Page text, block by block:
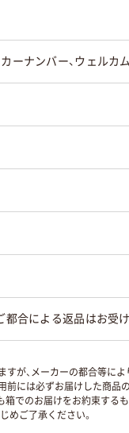
ーナンバー、ウェルカ
都合による返品はお受
、メーカーの都合等によ
には必ずお届けした商
箱でのお届けをお約束する
めご了承ください。